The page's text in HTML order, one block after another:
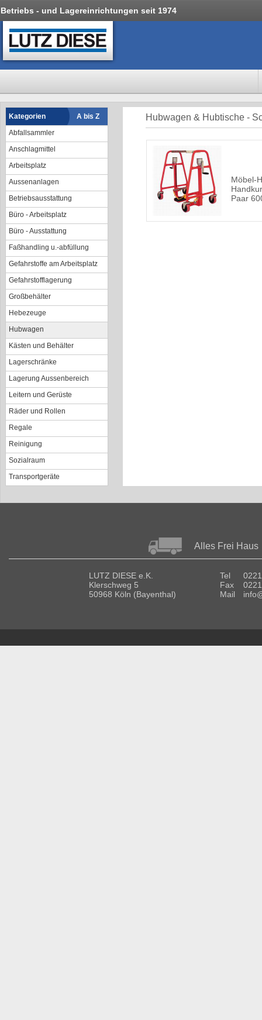
Betriebs - und Lagereinrichtungen seit 1974
Kategorien
A bis Z
Abfallsammler
Anschlagmittel
Arbeitsplatz
Aussenanlagen
Betriebsausstattung
Büro - Arbeitsplatz
Büro - Ausstattung
Faßhandling u.-abfüllung
Gefahrstoffe am Arbeitsplatz
Gefahrstofflagerung
Großbehälter
Hebezeuge
Hubwagen
Kästen und Behälter
Lagerschränke
Lagerung Aussenbereich
Leitern und Gerüste
Räder und Rollen
Regale
Reinigung
Sozialraum
Transportgeräte
Hubwagen & Hubtische -
Möbel-
Paar
Alles Frei Haus
LUTZ DIESE e.K.
Klerschweg 5
50968 Köln (Bayenthal)
Tel
Fax
Mail